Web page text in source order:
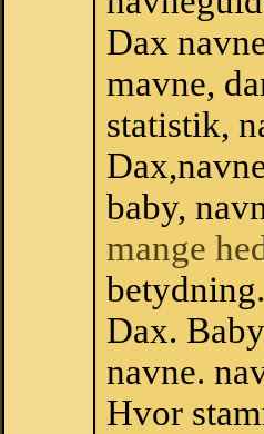
Dax
mavne,
statistik,
baby,
mange
Dax.
navne.
Hvor